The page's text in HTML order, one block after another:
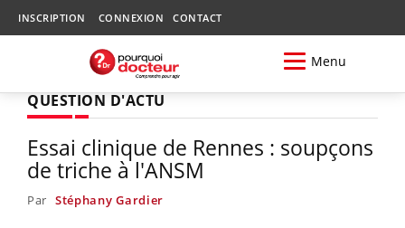
INSCRIPTION CONNEXION CONTACT
Menu
QUESTION D'ACTU
Essai clinique de Rennes : soupçons
de triche à l'ANSM
Par Stéphany Gardier